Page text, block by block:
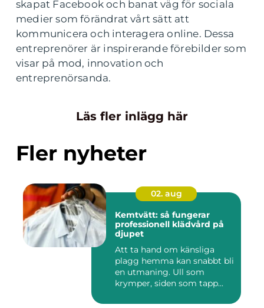
skapat Facebook och banat väg för sociala
medier som förändrat vårt sätt att
kommunicera och interagera online. Dessa
entreprenörer är inspirerande förebilder som
visar på mod, innovation och
entreprenörsanda.
Läs fler inlägg här
Fler nyheter
02. aug
Kemtvätt: så fungerar
professionell klädvård på
djupet
Att ta hand om känsliga
plagg hemma kan snabbt bli
en utmaning. Ull som
krymper, siden som tapp...